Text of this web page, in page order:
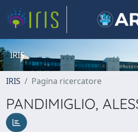
IRIS
IRIS Pagina ricercatore
PANDIMIGLIO,